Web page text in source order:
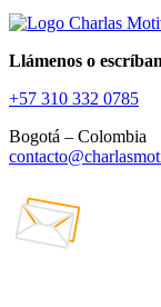
Llámenos o
+57 310 332 0785
Bogotá – Colombia